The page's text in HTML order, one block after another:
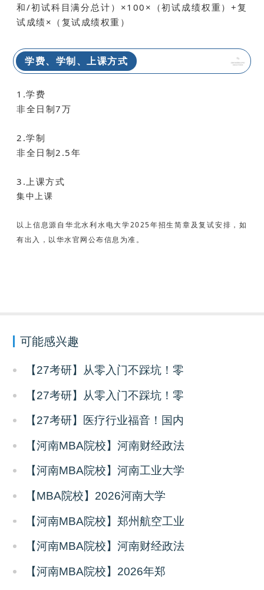
和/初试科目满分总计）×100×（初试成绩权重）+复
试成绩×（复试成绩权重）
学费、学制、上课方式
1.学费
非全日制7万
2.学制
非全日制2.5年
3.上课方式
集中上课
以上信息源自华北水利水电大学2025年招生简章及复试安排，如
有出入，以华水官网公布信息为准。
可能感兴趣
【27考研】从零入门不踩坑！零
【27考研】从零入门不踩坑！零
【27考研】医疗行业福音！国内
【河南MBA院校】河南财经政法
【河南MBA院校】河南工业大学
【MBA院校】2026河南大学
【河南MBA院校】郑州航空工业
【河南MBA院校】河南财经政法
【河南MBA院校】2026年郑